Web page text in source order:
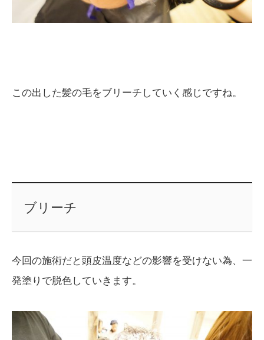
この出した髪の毛をブリーチしていく感じですね。
ブリーチ
今回の施術だと頭皮温度などの影響を受けない為、一
発塗りで脱色していきます。